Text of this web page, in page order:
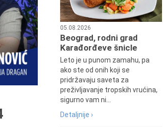
05.08.2026
Beograd, rodni grad
Karađorđeve šnicle
Leto je u punom zamahu, pa
ako ste od onih koji se
pridržavaju saveta za
preživljavanje tropskih vrućina,
sigurno vam ni...
Detaljnije ›